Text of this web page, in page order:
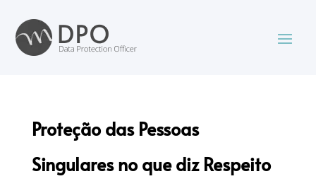
Proteção das Pessoas
Singulares no que diz Respeito